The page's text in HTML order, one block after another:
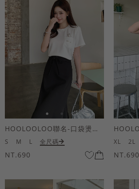
HOOLOOLOO聯名-口袋燙金KUKU熊短袖上衣
S M L 全尺碼
NT.690
XL 2L
NT.690